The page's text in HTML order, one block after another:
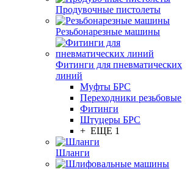
Продувочные пистолеты
Резьбонарезные машины
Фитинги для пневматических
линий
Муфты БРС
Переходники резьбовые
Фитинги
Штуцеры БРС
+ ЕЩЕ 1
Шланги